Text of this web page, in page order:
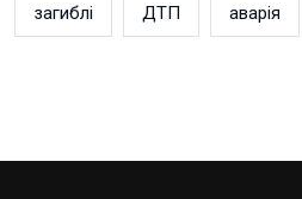
загиблі ДТП аварія